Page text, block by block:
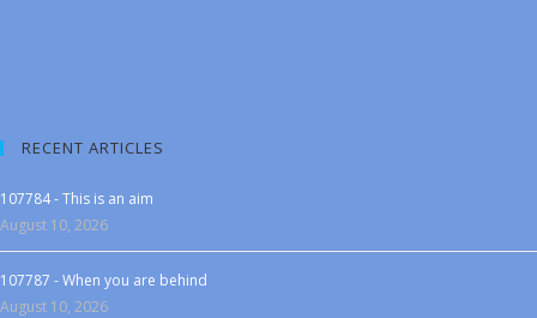
RECENT ARTICLES
107784 - This is an aim
August 10, 2026
107787 - When you are behind
August 10, 2026